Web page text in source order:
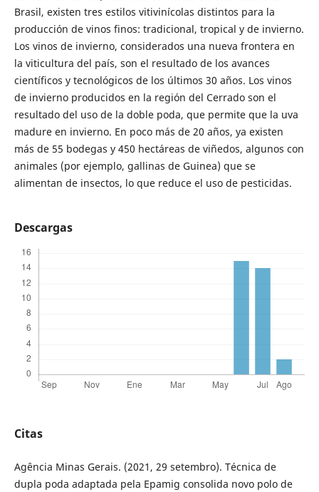
Brasil, existen tres estilos vitivinícolas distintos para la
producción de vinos finos: tradicional, tropical y de invierno.
Los vinos de invierno, considerados una nueva frontera en
la viticultura del país, son el resultado de los avances
científicos y tecnológicos de los últimos 30 años. Los vinos
de invierno producidos en la región del Cerrado son el
resultado del uso de la doble poda, que permite que la uva
madure en invierno. En poco más de 20 años, ya existen
más de 55 bodegas y 450 hectáreas de viñedos, algunos con
animales (por ejemplo, gallinas de Guinea) que se
alimentan de insectos, lo que reduce el uso de pesticidas.
Descargas
Citas
Agência Minas Gerais. (2021, 29 setembro). Técnica de
dupla poda adaptada pela Epamig consolida novo polo de